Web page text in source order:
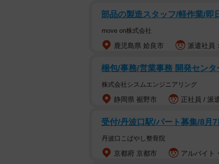
部品の製造スタッフ/軽作業/即
move on株式会社
鹿児島県 姶良市 派遣社員
梱包/事務/営業事務 開発セン
株式会社シスムエンジニアリング
静岡県 裾野市 正社員 / 派
受付/丹波口駅/パート募集/8月
丹波口こばやし整骨院
京都府 京都市 アルバイト